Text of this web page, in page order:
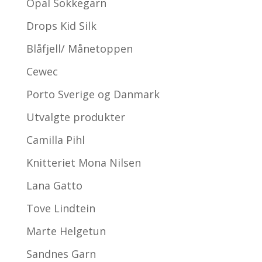
Opal Sokkegarn
Drops Kid Silk
Blåfjell/ Månetoppen
Cewec
Porto Sverige og Danmark
Utvalgte produkter
Camilla Pihl
Knitteriet Mona Nilsen
Lana Gatto
Tove Lindtein
Marte Helgetun
Sandnes Garn